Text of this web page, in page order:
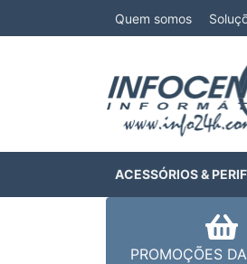
Quem somos
ACESSÓRIOS &
PROMOÇÕES